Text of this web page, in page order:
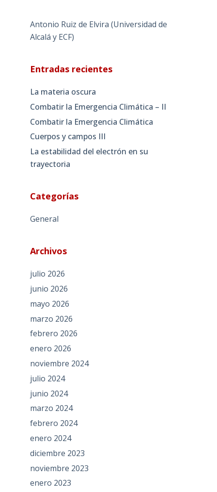
Antonio Ruiz de Elvira (Universidad de
Alcalá y ECF)
Entradas recientes
La materia oscura
Combatir la Emergencia Climática – II
Combatir la Emergencia Climática
Cuerpos y campos III
La estabilidad del electrón en su
trayectoria
Categorías
General
Archivos
julio 2026
junio 2026
mayo 2026
marzo 2026
febrero 2026
enero 2026
noviembre 2024
julio 2024
junio 2024
marzo 2024
febrero 2024
enero 2024
diciembre 2023
noviembre 2023
enero 2023